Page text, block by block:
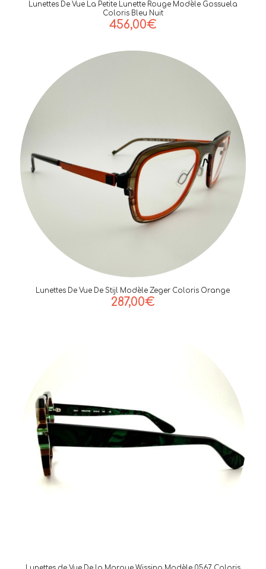
Lunettes De Vue La Petite Lunette Rouge Modèle Gossuela
Coloris Bleu Nuit
456,00€
Lunettes De Vue De Stijl Modèle Zeger Coloris Orange
287,00€